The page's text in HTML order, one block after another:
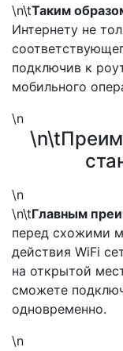
\n\tТаким
Интернету не
подключив к
мобильного
\n
\n
\n\tГлавным
перед схожими
действия WiFi
на открытой
сможете
одновременно.
\n